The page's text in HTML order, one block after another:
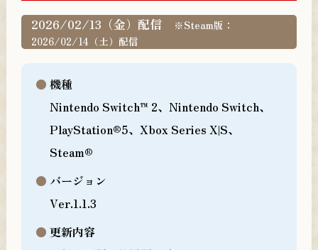
2026/02/13（金）配信
※Steam版：
2026/02/14（土）配信
機種
Nintendo Switch™ 2、Nintendo Switch、
PlayStation®5、Xbox Series X|S、
Steam®
バージョン
Ver.1.1.3
更新内容